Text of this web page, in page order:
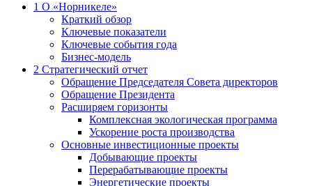
1 О «Норникеле»
Краткий обзор
Ключевые показатели
Ключевые события года
Бизнес-модель
2 Стратегический отчет
Обращение Председателя Совета директоров
Обращение Президента
Расширяем горизонты
Комплексная экологическая программа
Ускорение роста производства
Основные инвестиционные проекты
Добывающие проекты
Перерабатывающие проекты
Энергетические проекты